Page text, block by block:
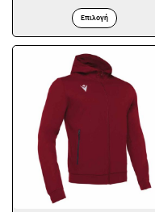
Επιλογή